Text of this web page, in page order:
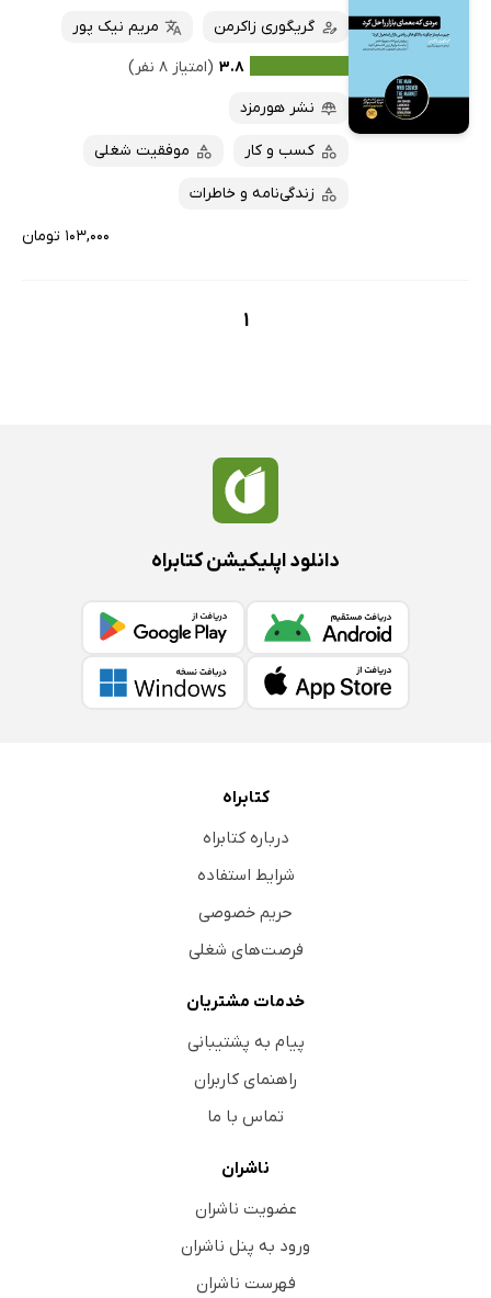
داغ‌ترین‌ها
پرفروش‌ها
ارزان ترین‌ها
کتاب‌های صوتی
گریگوری زاکرمن
مریم نیک پور
۳.۸ (امتیاز ۸ نفر)
نشر هورمزد
کسب و کار موفقیت شغلی
زندگی‌نامه و خاطرات
۱۰۳,۰۰۰ تومان
1
دانلود اپلیکیشن کتابراه
کتابراه
درباره کتابراه
شرایط استفاده
حریم خصوصی
فرصت‌های شغلی
خدمات مشتریان
پیام به پشتیبانی
راهنمای کاربران
تماس با ما
ناشران
عضویت ناشران
ورود به پنل ناشران
فهرست ناشران